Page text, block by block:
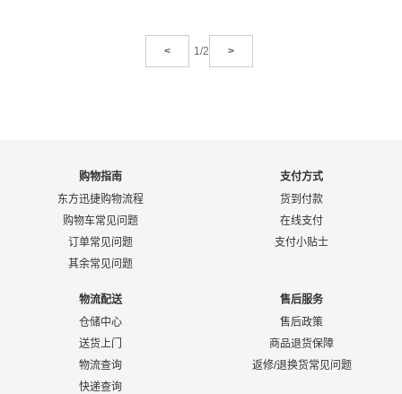
< 1/2 >
购物指南
东方迅捷购物流程
购物车常见问题
订单常见问题
其余常见问题
支付方式
货到付款
在线支付
支付小贴士
物流配送
仓储中心
送货上门
物流查询
快递查询
售后服务
售后政策
商品退货保障
返修/退换货常见问题